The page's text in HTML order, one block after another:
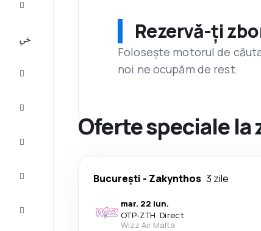
Rezervă-ți
Folosește motorul de
noi ne ocupăm de rest.
Oferte speciale
București - Zakynthos 3 zile
mar. 22 iun.
OTP-ZTH· Direct
Wizz Air Malta